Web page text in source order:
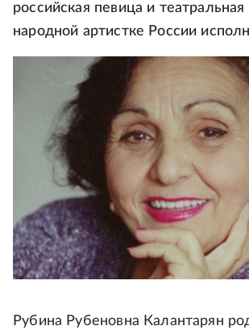
российская певица и
народной артистке России
Рубина Рубеновна Калантарян